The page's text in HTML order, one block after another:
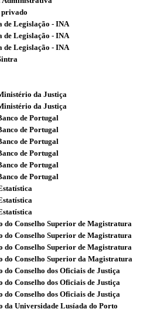
privado
de Legislação - INA
de Legislação - INA
de Legislação - INA
da Justiça
da Justiça
de Portugal
de Portugal
de Portugal
de Portugal
de Portugal
de Portugal
Conselho Superior de Magistratura
Conselho Superior de Magistratura
Conselho Superior de Magistratura
Conselho Superior da Magistratura
Conselho dos Oficiais de Justiça
Conselho dos Oficiais de Justiça
Conselho dos Oficiais de Justiça
Universidade Lusíada do Porto